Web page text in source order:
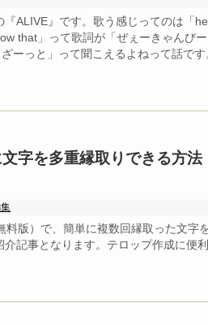
『ALIVE』です。歌う感じってのは「
that」って歌詞が「ぜぇーきゃんび
ーっと」って聞こえるよねって話です
文字を多重縁取りできる方
料版）で、簡単に複数回縁取った文字
介記事となります。テロップ作成に便